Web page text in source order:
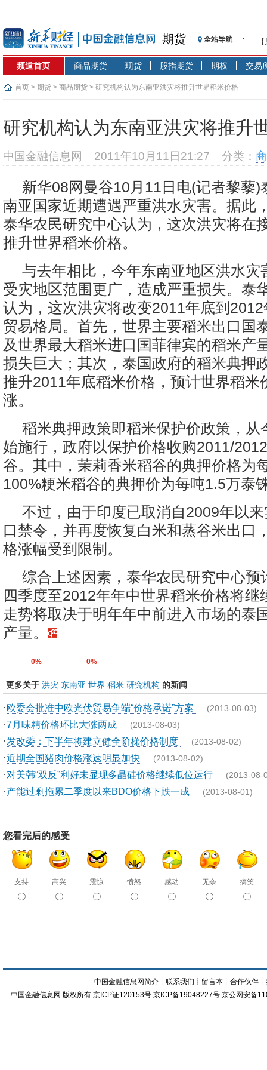
期货 全站导航
记
【
央
沥
济
频道首页 商品期货 现货 股指期货 期权 交易
首页 > 期货 > 商品期货 > 研究机构认为东南亚洪灾将推升世界稻米价格
研究机构认为东南亚洪灾将推升
中国金融信息网 2011年10月11日21:27 分类：
新华08网曼谷10月11日电(记者黎藜)
南亚国家近期遭遇严重洪水灾害。据此
泰华农民研究中心认为，这次洪灾将在
推升世界稻米价格。
与去年相比，今年东南亚地区洪水灾
受灾地区范围更广，造成严重损失。泰
认为，这次洪灾将改变2011年底到
贸易格局。首先，世界主要稻米出口国
及世界最大稻米进口国菲律宾的稻米产
损失巨大；其次，泰国政府的稻米典押
推升2011年底稻米价格，预计世界稻米
涨。
稻米典押政策即稻米保护价政策，从
始施行，政府以保护价格收购2011/
谷。其中，茉莉香米稻谷的典押价格为
100%粳米稻谷的典押价为每吨1.5万泰
不过，由于印度已取消自2009年以
口禁令，并再度恢复白米和蒸谷米出口
格涨幅受到限制。
综合上述因素，泰华农民研究中心预
四季度至2012年年中世界稻米价格将继
走势将取决于明年年中前进入市场的泰
产量。
0% 0%
更多关于 洪灾 东南亚 世界 稻米 研究机构 的新闻
·欧委会批准中欧光伏贸易争端“价格承诺”方案 (2013-08-03)
·7月味精价格环比大涨两成 (2013-08-03)
·发改委：下半年将建立健全阶梯价格制度 (2013-08-02)
·近期全国猪肉价格涨速明显加快 (2013-08-02)
·对美韩“双反”利好未显现多晶硅价格继续低位运行 (2013-08-
·产能过剩拖累二季度以来BDO价格下跌一成 (2013-08-01)
您看完后的感受
支持 高兴 震惊 愤怒 感动 无奈 搞笑
中国金融信息网简介 ┊联系我们 ┊ 留言本 ┊合作伙伴 ┊
中国金融信息网 版权所有 京ICP证120153号 京ICP备19048227号 京公网安备